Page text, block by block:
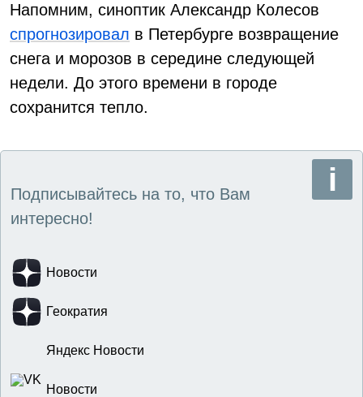
Напомним, синоптик Александр Колесов
спрогнозировал в Петербурге возвращение
снега и морозов в середине следующей
недели. До этого времени в городе
сохранится тепло.
Подписывайтесь на то, что Вам
интересно!
Новости
Геократия
Яндекс Новости
Новости